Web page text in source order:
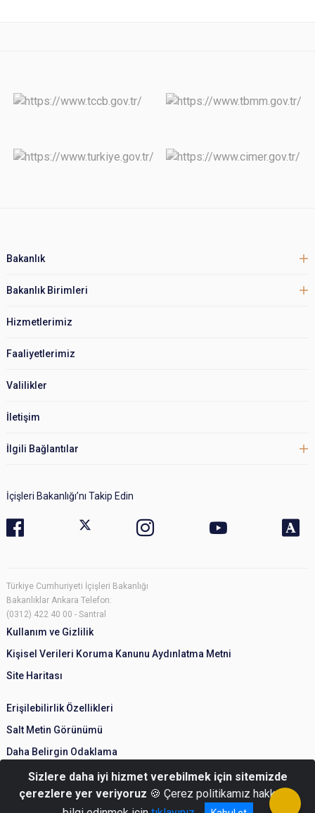
Bakanlık
Bakanlık Birimleri
Hizmetlerimiz
Faaliyetlerimiz
Valilikler
İletişim
İlgili Bağlantılar
İçişleri Bakanlığı’nı Takip Edin
Türkiye Cumhuriyeti İçişleri Bakanlığı
Bakanlıklar Ankara Telefon:
(0312) 422 40 00 - Santral
Kullanım ve Gizlilik
Kişisel Verileri Koruma Kanunu Aydınlatma Metni
Site Haritası
Erişilebilirlik Özellikleri
Salt Metin Görünümü
Daha Belirgin Odaklama
Sizlere daha iyi hizmet verebilmek için sitemizde
çerezlere yer veriyoruz 🍪 Çerez politikamız hakkında